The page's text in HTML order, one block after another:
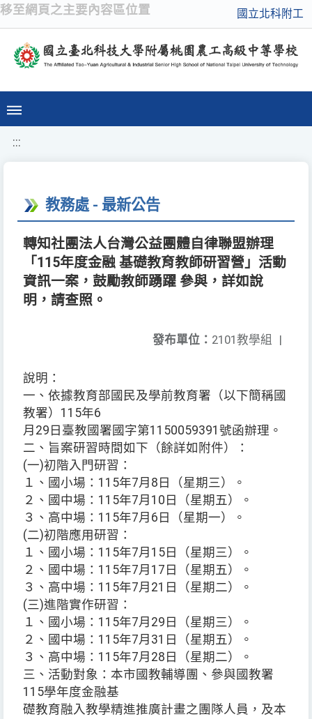
移至網頁之主要內容區位置 國立北科附工
:::
教務處 - 最新公告
轉知社團法人台灣公益團體自律聯盟辦理
「115年度金融 基礎教育教師研習營」活動
資訊一案，鼓勵教師踴躍 參與，詳如說
明，請查照。
發布單位： 2101教學組 |
說明：
一、依據教育部國民及學前教育署（以下簡稱國
教署）115年6
月29日臺教國署國字第1150059391號函辦理。
二、旨案研習時間如下（餘詳如附件）：
(一)初階入門研習：
１、國小場：115年7月8日（星期三）。
２、國中場：115年7月10日（星期五）。
３、高中場：115年7月6日（星期一）。
(二)初階應用研習：
１、國小場：115年7月15日（星期三）。
２、國中場：115年7月17日（星期五）。
３、高中場：115年7月21日（星期二）。
(三)進階實作研習：
１、國小場：115年7月29日（星期三）。
２、國中場：115年7月31日（星期五）。
３、高中場：115年7月28日（星期二）。
三、活動對象：本市國教輔導團、參與國教署
115學年度金融基
礎教育融入教學精進推廣計畫之團隊人員，及本